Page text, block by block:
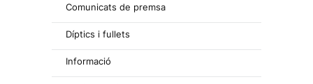
Comunicats de premsa
Díptics i fullets
Informació